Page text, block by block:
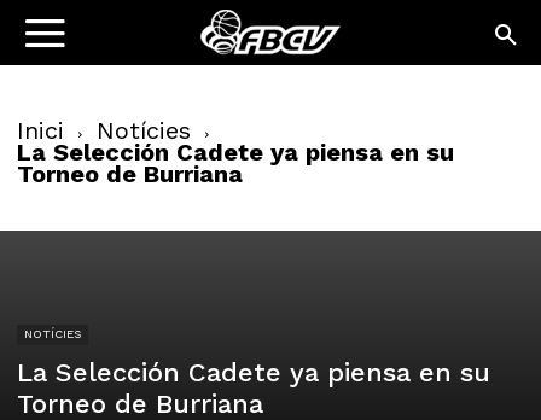
Inici Notícies
La Selección Cadete ya piensa en su
Torneo de Burriana
NOTÍCIES
La Selección Cadete ya piensa en su
Torneo de Burriana